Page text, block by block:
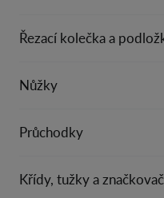
Řezací kolečka a
Nůžky
Průchodky
Křídy, tužky a